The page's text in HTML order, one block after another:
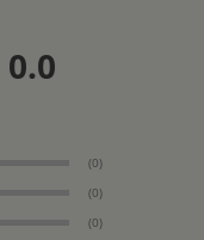
0.0
(0)
(0)
(0)